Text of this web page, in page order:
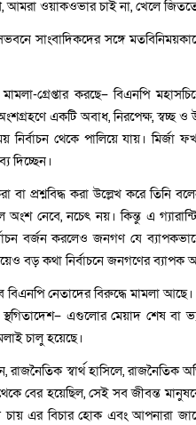
আমরা ওয়াকওভার চাই না, খেলে
সাংবাদিকদের সঙ্গে
গ্রেপ্তার করছে– বিএনপি
একটি অবাধ, নিরপেক্ষ, স্বচ্ছ
থেকে পালিয়ে যায়। মির্জা
দিচ্ছেন।
বা প্রশ্নবিদ্ধ করা উল্লেখ করে তিনি
অংশ নেবে, নচেৎ নয়। কিন্তু এ
বর্জন করলেও জনগণ যে
বড় কথা নির্বাচনে জনগণের ব্যাপক
বিএনপি নেতাদের বিরুদ্ধে মামলা
এগুলোর মেয়াদ শেষ বা
চালু হয়েছে।
রাজনৈতিক স্বার্থ হাসিলে, রাজনৈতিক
বের হয়েছিল, সেই সব জীবন্ত
এর বিচার হোক এবং আপনারা